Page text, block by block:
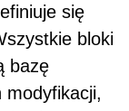
się
bloki
bazę
modyfikacji,